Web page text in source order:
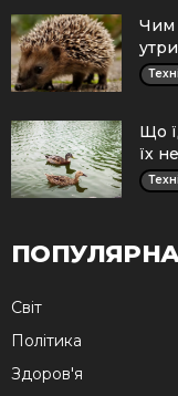
Чим
Що
їх
ПОПУЛЯРНА
Cвіт
Політика
Здоров'я